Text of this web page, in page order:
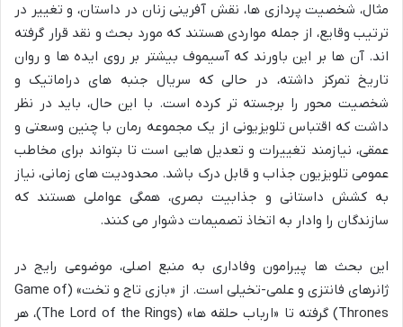
مثال، شخصیت پردازی ها، نقش آفرینی زنان در داستان، و تغییر در
ترتیب وقایع، از جمله مواردی هستند که مورد بحث و نقد قرار گرفته
اند. آن ها بر این باورند که آسیموف بیشتر بر روی ایده ها و روان
تاریخ تمرکز داشته، در حالی که سریال جنبه های دراماتیک و
شخصیت محور را برجسته تر کرده است. با این حال، باید در نظر
داشت که اقتباس تلویزیونی از یک مجموعه رمان با چنین وسعتی و
عمقی، نیازمند تغییرات و تعدیل هایی است تا بتواند برای مخاطب
عمومی تلویزیون جذاب و قابل درک باشد. محدودیت های زمانی، نیاز
به کشش داستانی و جذابیت بصری، همگی عواملی هستند که
سازندگان را وادار به اتخاذ تصمیمات دشوار می کنند.
این بحث ها پیرامون وفاداری به منبع اصلی، موضوعی رایج در
ژانرهای فانتزی و علمی-تخیلی است. از «بازی تاج و تخت» (Game of
Thrones) گرفته تا «ارباب حلقه ها» (The Lord of the Rings)، هر